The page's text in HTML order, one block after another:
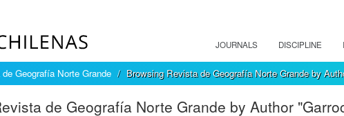
JOURNALS DISCIPLINE
Geografía Norte Grande Browsing Revista de Geografía Norte Grande by
de Geografía Norte Grande by Author